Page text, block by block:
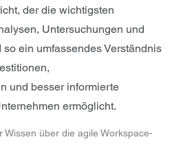
der die wichtigsten
Untersuchungen und
ein umfassendes Verständnis
und besser informierte
ermöglicht.
Wissen über die agile Workspace-